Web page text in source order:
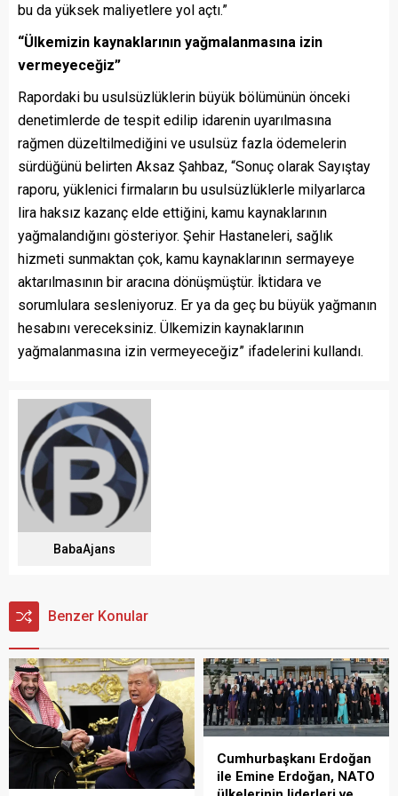
bu da yüksek maliyetlere yol açtı.”
“Ülkemizin kaynaklarının yağmalanmasına izin
vermeyeceğiz”
Rapordaki bu usulsüzlüklerin büyük bölümünün önceki
denetimlerde de tespit edilip idarenin uyarılmasına
rağmen düzeltilmediğini ve usulsüz fazla ödemelerin
sürdüğünü belirten Aksaz Şahbaz, “Sonuç olarak Sayıştay
raporu, yüklenici firmaların bu usulsüzlüklerle milyarlarca
lira haksız kazanç elde ettiğini, kamu kaynaklarının
yağmalandığını gösteriyor. Şehir Hastaneleri, sağlık
hizmeti sunmaktan çok, kamu kaynaklarının sermayeye
aktarılmasının bir aracına dönüşmüştür. İktidara ve
sorumlulara sesleniyoruz. Er ya da geç bu büyük yağmanın
hesabını vereceksiniz. Ülkemizin kaynaklarının
yağmalanmasına izin vermeyeceğiz” ifadelerini kullandı.
BabaAjans
Benzer Konular
Cumhurbaşkanı Erdoğan
ile Emine Erdoğan, NATO